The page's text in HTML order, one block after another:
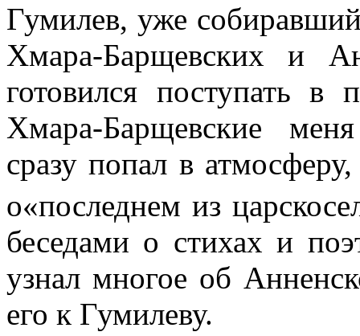
Гумилев, уже
Хмара-Барщевских и
готовился поступать в
Хмара-Барщевские
сразу попал в
о«последнем из
беседами о стихах и
узнал многое об
его к Гумилеву.